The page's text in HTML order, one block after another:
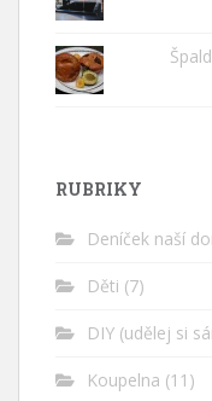
RUBRIKY
Deníček naší
Děti (7)
DIY (udělej si
Koupelna (11)